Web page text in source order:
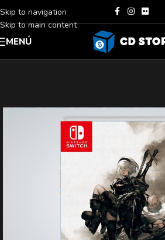
Skip to navigation
Skip to main content
MENÚ